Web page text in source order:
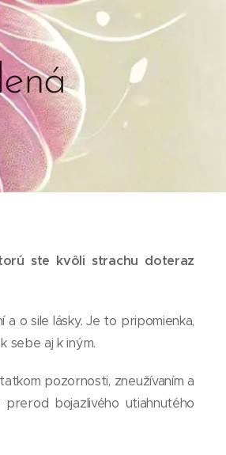
ste kvôli strachu doteraz
o sile lásky. Je to pripomienka,
sebe aj k iným.
pozornosti, zneužívaním a
bojazlivého utiahnutého